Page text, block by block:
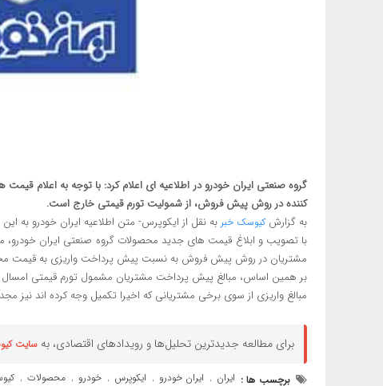
کننده در روش پیش فروش، از شمولیت تورم قیمتی خارج است.
به گزارش کیوسک خبر به نقل از ایکوپرس- متن اطلاعیه ایران خودرو به
با تصویب و ابلاغ قیمت های جدید محصولات گروه صنعتی ایران خودرو،
مشتریان در روش پیش فروش به نسبت پیش پرداخت واریزی به قیمت
بر همین اساس، مبالغ پیش پرداخت مشتریان مشمول تورم قیمتی
مبالغ واریزی از سوی برخی مشتریانی که اخیرا تکمیل وجه کرده اند نیز
برای مطالعه جدیدترین تحلیل‌ها و رویدادهای اقتصادی، به سایت
برچسب ها : ایران , ایران خودرو , ایکوپرس , خودرو , محصولات ,